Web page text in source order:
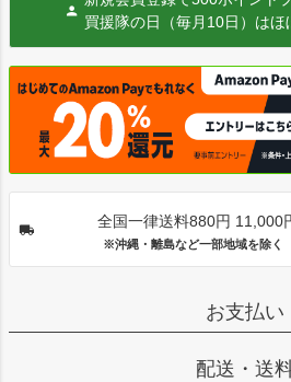
買援隊の日（毎月10日）は
全国一律送料880円 11,000
※沖縄・離島など一部地域を除
お支払い
配送・送